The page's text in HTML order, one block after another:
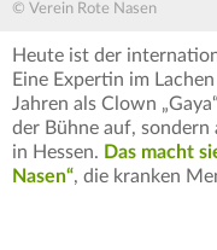
© Verein Rote Nasen
Heute ist der
Eine Expertin im
Jahren als Clown
der Bühne auf, sondern
in Hessen. Das macht
Nasen“, die kranken